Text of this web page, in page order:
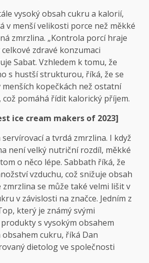
vysoký obsah cukru a kalorií,
v menší velikosti porce než měkké
zmrzlina. „Kontrola porcí hraje
zdravé konzumaci
Sabat. Vzhledem k tomu, že
s hustší strukturou, říká, že se
kopečkách než ostatní
což pomáhá řídit kalorický příjem.
ice cream makers of 2023]
a tvrdá zmrzlina. I když
není velký nutriční rozdíl, měkké
o něco lépe. Sabbath říká, že
vzduchu, což snižuje obsah
se může také velmi lišit v
v závislosti na značce. Jedním z
který je známý svými
s vysokým obsahem
cukru, říká Dan
dietolog ve společnosti